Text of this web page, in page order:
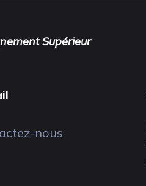
Supérieur
nous